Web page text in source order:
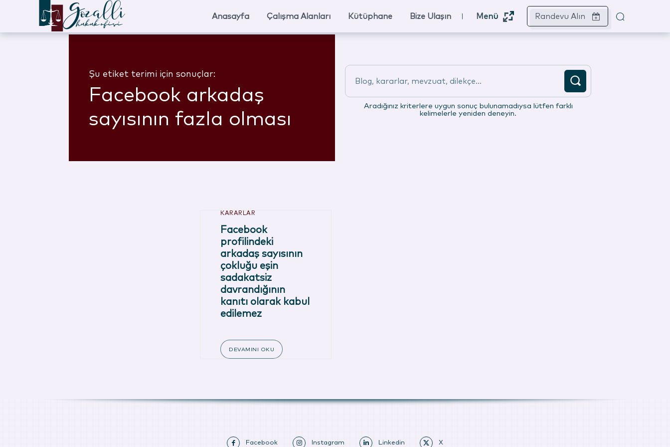
Anasayfa Çalışma Alanları Kütüphane Bize Ulaşın Menü Randevu Alın
Şu etiket terimi için sonuçlar:
Facebook arkadaş
sayısının fazla olması
Blog, kararlar, mevzuat, dilekçe...
Aradığınız kriterlere uygun sonuç bulunamadıysa lütfen farklı
kelimelerle yeniden deneyin.
KARARLAR
Facebook
profilindeki
arkadaş sayısının
çokluğu eşin
sadakatsiz
davrandığının
kanıtı olarak kabul
edilemez
DEVAMINI OKU
Facebook Instagram Linkedin X